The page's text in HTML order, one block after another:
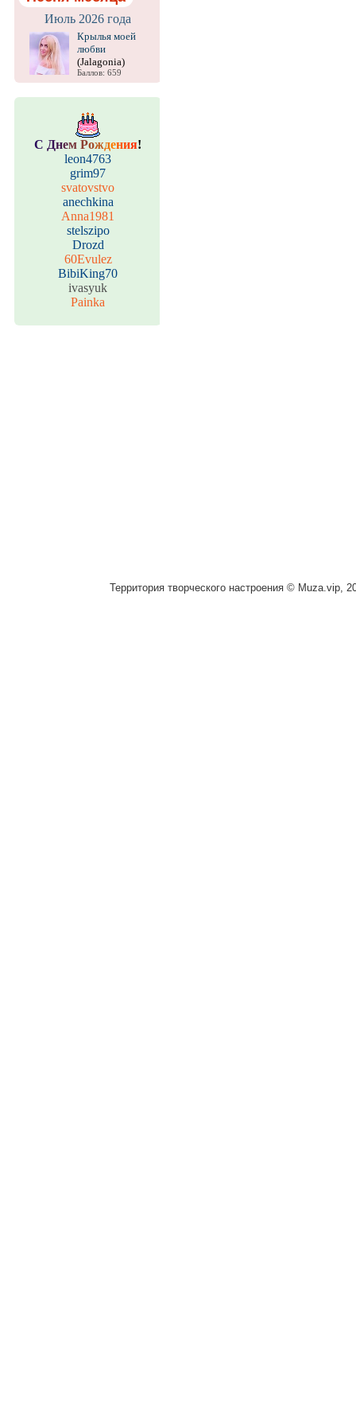
Июль 2026 года
Крылья моей
любви
(Jalagonia)
Баллов: 659
С Днем Рождения!
leon4763
grim97
svatovstvo
anechkina
Anna1981
stelszipo
Drozd
60Evulez
BibiKing70
ivasyuk
Painka
Территория творческого настроения © Muza.vip,